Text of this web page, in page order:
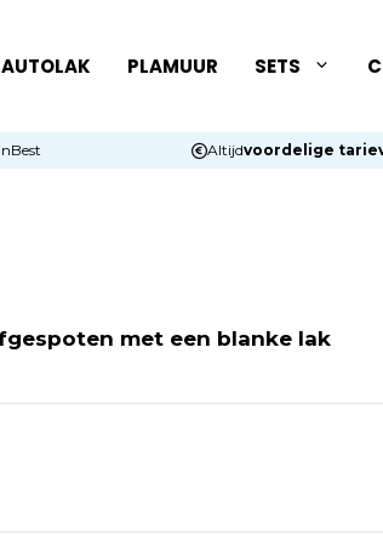
AUTOLAK PLAMUUR SETS
inBest Altijdvoordelige
met een blanke lak